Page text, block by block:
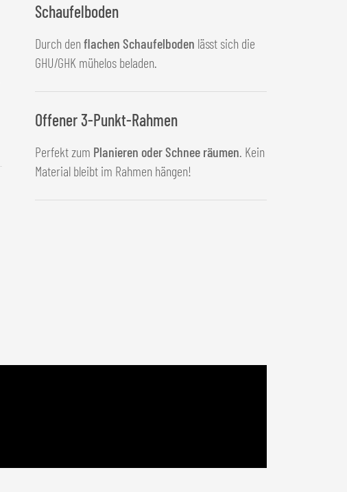
Schaufelboden
Durch den flachen Schaufelboden lässt sich die
GHU/GHK mühelos beladen.
Offener 3-Punkt-Rahmen
Perfekt zum Planieren oder Schnee räumen. Kein
Material bleibt im Rahmen hängen!